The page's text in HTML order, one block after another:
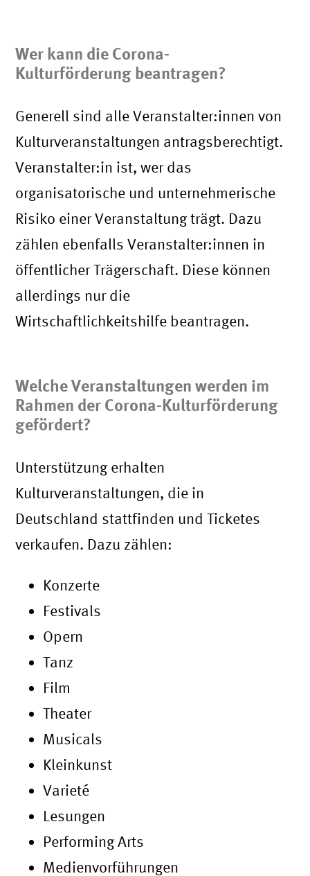
Wer kann die Corona-
Kulturförderung beantragen?
Generell sind alle Veranstalter:innen von
Kulturveranstaltungen antragsberechtigt.
Veranstalter:in ist, wer das
organisatorische und unternehmerische
Risiko einer Veranstaltung trägt. Dazu
zählen ebenfalls Veranstalter:innen in
öffentlicher Trägerschaft. Diese können
allerdings nur die
Wirtschaftlichkeitshilfe beantragen.
Welche Veranstaltungen werden im
Rahmen der Corona-Kulturförderung
gefördert?
Unterstützung erhalten
Kulturveranstaltungen, die in
Deutschland stattfinden und Ticketes
verkaufen. Dazu zählen:
Konzerte
Festivals
Opern
Tanz
Film
Theater
Musicals
Kleinkunst
Varieté
Lesungen
Performing Arts
Medienvorführungen